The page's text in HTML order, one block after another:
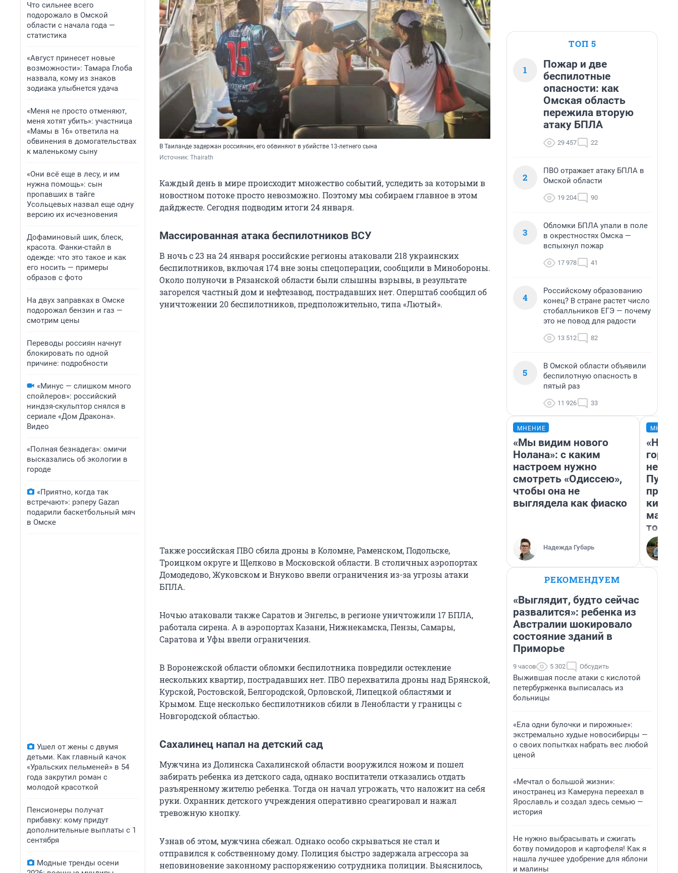
Что сильнее всего
подорожало в Омской
области с начала года —
статистика
«Август принесет новые
возможности»: Тамара Глоба
назвала, кому из знаков
зодиака улыбнется удача
«Меня не просто отменяют,
меня хотят убить»: участница
«Мамы в 16» ответила на
обвинения в домогательствах
к маленькому сыну
«Они всё еще в лесу, и им
нужна помощь»: сын
пропавших в тайге
Усольцевых назвал еще одну
версию их исчезновения
Дофаминовый шик, блеск,
красота. Фанки-стайл в
одежде: что это такое и как
его носить — примеры
образов с фото
На двух заправках в Омске
подорожал бензин и газ —
смотрим цены
Переводы россиян начнут
блокировать по одной
причине: подробности
«Минус — слишком много
спойлеров»: российский
ниндзя-скульптор снялся в
сериале «Дом Дракона».
Видео
«Полная безнадега»: омичи
высказались об экологии в
городе
«Приятно, когда так
встречают»: рэперу Gazan
подарили баскетбольный мяч
в Омске
Ушел от жены с двумя
детьми. Как главный качок
«Уральских пельменей» в 54
года закрутил роман с
молодой красоткой
Пенсионеры получат
прибавку: кому придут
дополнительные выплаты с 1
сентября
Модные тренды осени
В Таиланде задержан россиянин, его обвиняют в убийстве 13-летнего сына
Источник: Thairath
Каждый день в мире происходит множество событий, уследить за которыми в
новостном потоке просто невозможно. Поэтому мы собираем главное в этом
дайджесте. Сегодня подводим итоги 24 января.
Массированная атака беспилотников ВСУ
В ночь с 23 на 24 января российские регионы атаковали 218 украинских
беспилотников, включая 174 вне зоны спецоперации, сообщили в Минобороны.
Около полуночи в Рязанской области были слышны взрывы, в результате
загорелся частный дом и нефтезавод, пострадавших нет. Оперштаб сообщил об
уничтожении 20 беспилотников, предположительно, типа «Лютый».
Также российская ПВО сбила дроны в Коломне, Раменском, Подольске,
Троицком округе и Щелково в Московской области. В столичных аэропортах
Домодедово, Жуковском и Внуково ввели ограничения из-за угрозы атаки
БПЛА.
Ночью атаковали также Саратов и Энгельс, в регионе уничтожили 17 БПЛА,
работала сирена. А в аэропортах Казани, Нижнекамска, Пензы, Самары,
Саратова и Уфы ввели ограничения.
В Воронежской области обломки беспилотника повредили остекление
нескольких квартир, пострадавших нет. ПВО перехватила дроны над Брянской,
Курской, Ростовской, Белгородской, Орловской, Липецкой областями и
Крымом. Еще несколько беспилотников сбили в Ленобласти у границы с
Новгородской областью.
Сахалинец напал на детский сад
Мужчина из Долинска Сахалинской области вооружился ножом и пошел
забирать ребенка из детского сада, однако воспитатели отказались отдать
разъяренному жителю ребенка. Тогда он начал угрожать, что наложит на себя
руки. Охранник детского учреждения оперативно среагировал и нажал
тревожную кнопку.
Узнав об этом, мужчина сбежал. Однако особо скрываться не стал и
отправился к собственному дому. Полиция быстро задержала агрессора за
неповиновение законному распоряжению сотрудника полиции. Выяснилось,
ТОП 5
1
Пожар и две
беспилотные
опасности: как
Омская область
пережила вторую
атаку БПЛА
29 457 22
2
ПВО отражает атаку БПЛА в
Омской области
19 204 90
3
Обломки БПЛА упали в поле
в окрестностях Омска —
вспыхнул пожар
17 978 41
4
Российскому образованию
конец? В стране растет число
стобалльников ЕГЭ — почему
это не повод для радости
13 512 82
5
В Омской области объявили
беспилотную опасность в
пятый раз
11 926 33
МНЕНИЕ
«Мы видим нового
Нолана»: с каким
настроем нужно
смотреть «Одиссею»,
чтобы она не
выглядела как фиаско
Надежда Губарь
«Нет
того
РЕКОМЕНДУЕМ
«Выглядит, будто сейчас
развалится»: ребенка из
Австралии шокировало
состояние зданий в
Приморье
9 часов 5 302 Обсудить
Выжившая после атаки с кислотой
петербурженка выписалась из
больницы
«Ела одни булочки и пирожные»:
экстремально худые новосибирцы —
о своих попытках набрать вес любой
ценой
«Мечтал о большой жизни»:
иностранец из Камеруна переехал в
Ярославль и создал здесь семью —
история
Не нужно выбрасывать и сжигать
ботву помидоров и картофеля! Как я
нашла лучшее удобрение для яблони
и малины